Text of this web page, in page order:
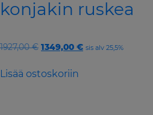
konjakin ruskea
1927,00€ Original
was:
1349,00 €Current
sis alv 25,5%
Lisää ostoskoriin